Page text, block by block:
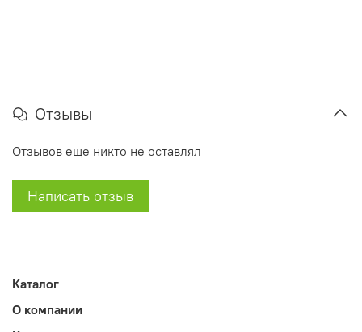
Отзывы
Отзывов еще никто не оставлял
Написать отзыв
Каталог
О компании